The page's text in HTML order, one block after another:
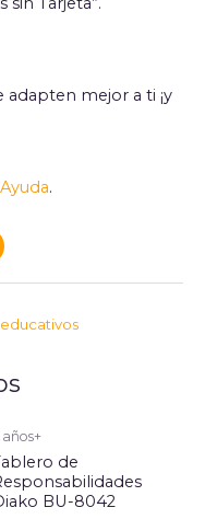
adapten mejor a ti ¡y
Ayuda.
años+
de
BU-8042